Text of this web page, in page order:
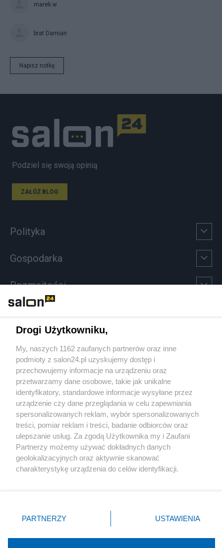
marek.w
brat Damian
Napisz notkę
Podziel się swoją opinią
ZAŁÓŻ BLOG
Polityka
Gospodarka
Rozmaitości
Sport
Społeczeństwo
Kultura
X Facebook Instagram Youtube
Drogi Użytkowniku,
My, naszych 1162 zaufanych partnerów oraz inne
podmioty z salon24.pl uzyskujemy dostęp i
przechowujemy informacje na urządzeniu oraz
przetwarzamy dane osobowe, takie jak unikalne
identyfikatory, standardowe informacje wysyłane przez
urządzenie czy dane przeglądania w celu zapewniania
spersonalizowanych reklam, wybór spersonalizowanych
treści, pomiar reklam i treści, badanie odbiorców oraz
ulepszanie usług. Za zgodą Użytkownika my i Zaufani
Partnerzy możemy używać dokładnych danych
geolokalizacyjnych oraz aktywnie skanować
charakterystykę urządzenia do celów identyfikacji.
zmienić/wycofać klikając przycisk ustawień prywatności
znajdujący się w lewym dolnym rogu strony
rodzaje przetwarzania danych nie wymagają zgody
PARTNERZY USTAWIENIA